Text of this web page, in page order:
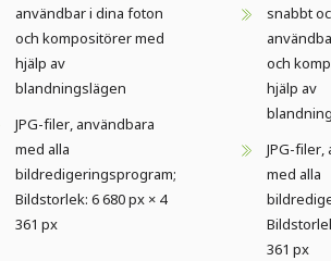
användbar i dina foton
och kompositörer med
hjälp av
blandningslägen
JPG-filer, användbara
med alla
bildredigeringsprogram;
Bildstorlek: 6 680 px × 4
361 px
snabbt
och
hjälp av
JPG-filer,
med alla
361 px